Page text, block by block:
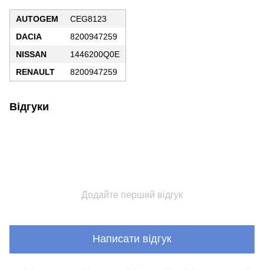
AUTOGEM
CEG8123
DACIA
8200947259
NISSAN
1446200Q0E
RENAULT
8200947259
Відгуки
Додайте перший відгук
Написати відгук